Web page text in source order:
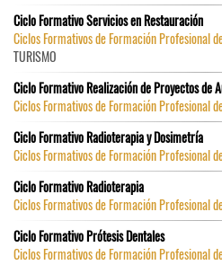
Ciclo Formativo Servicios en Restauración
Ciclos Formativos de Formación Profesional
TURISMO
Ciclo Formativo Realización de Proyectos de
Ciclos Formativos de Formación Profesional
Ciclo Formativo Radioterapia y Dosimetría
Ciclos Formativos de Formación Profesional
Ciclo Formativo Radioterapia
Ciclos Formativos de Formación Profesional
Ciclo Formativo Prótesis Dentales
Ciclos Formativos de Formación Profesional